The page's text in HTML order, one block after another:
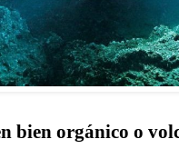
bien orgánico o